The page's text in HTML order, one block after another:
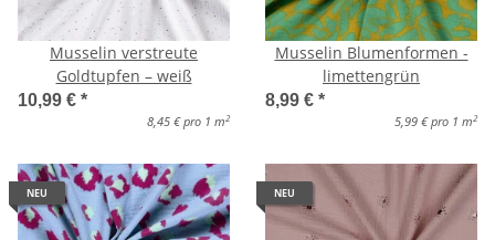
Musselin verstreute
Goldtupfen – weiß
10,99 € *
8,45 € pro 1 m 2
Musselin Blumenformen -
limettengrün
8,99 € *
5,99 € pro 1 m 2
NEU NEU